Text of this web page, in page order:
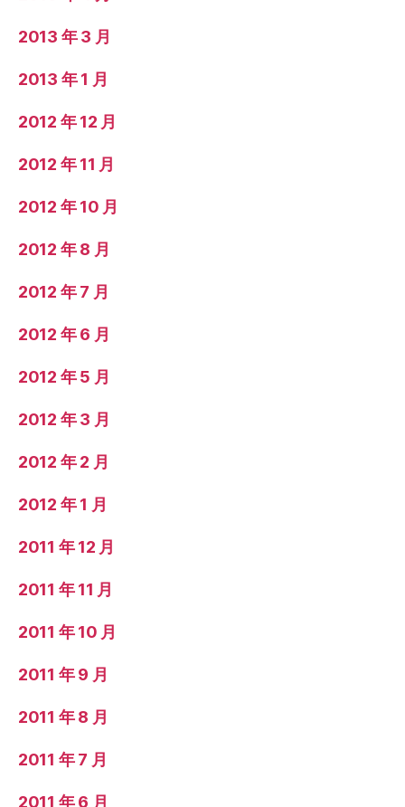
2013 年 3 月
2013 年 1 月
2012 年 12 月
2012 年 11 月
2012 年 10 月
2012 年 8 月
2012 年 7 月
2012 年 6 月
2012 年 5 月
2012 年 3 月
2012 年 2 月
2012 年 1 月
2011 年 12 月
2011 年 11 月
2011 年 10 月
2011 年 9 月
2011 年 8 月
2011 年 7 月
2011 年 6 月